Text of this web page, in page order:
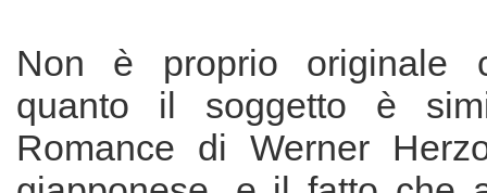
Non è proprio originale
quanto il soggetto è
Romance di Werner